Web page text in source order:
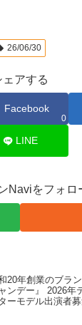
26/06/30
ェアする
Facebook
0
LINE
Naviをフォロ
20年創業のブラ
ンデー』 2026年
ーモデル出演者